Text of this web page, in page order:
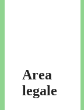
Area
legale